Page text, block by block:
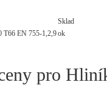
Sklad
T66 EN 755-1,2,9ok
pro